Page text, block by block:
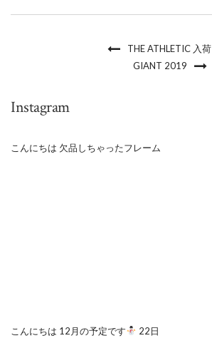
THE ATHLETIC 入荷
GIANT 2019
Instagram
こんにちは 欠品しちゃったフレーム
こんにちは 12月の予定です 22日